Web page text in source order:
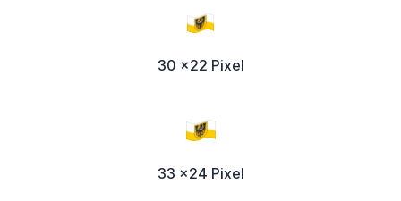
30 x22 Pixel
33 x24 Pixel